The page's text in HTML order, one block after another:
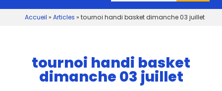
Accueil » Articles » tournoi handi basket dimanche 03 juillet
tournoi handi basket
dimanche 03 juillet